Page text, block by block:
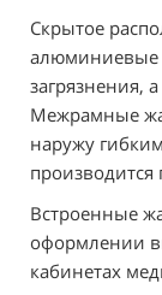
Скрытое
алюминиевые
загрязнения,
Межрамные
наружу
Встроенные
оформлении
кабинетах